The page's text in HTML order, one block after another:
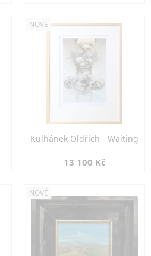
NOVÉ
Kulhánek Oldřich - Waiting
13 100 Kč
NOVÉ